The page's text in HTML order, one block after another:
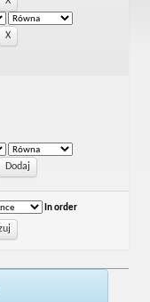
In order